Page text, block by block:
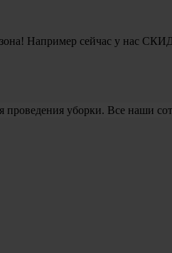
Например сейчас у нас
уборки. Все наши